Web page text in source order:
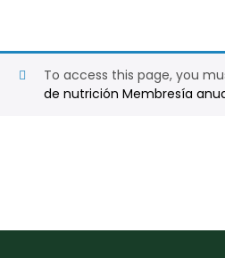
To access this page, you
de nutrición Membresía